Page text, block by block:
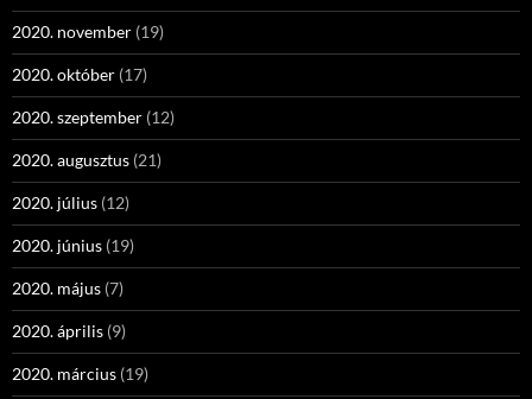
2020. november (19)
2020. október (17)
2020. szeptember (12)
2020. augusztus (21)
2020. július (12)
2020. június (19)
2020. május (7)
2020. április (9)
2020. március (19)